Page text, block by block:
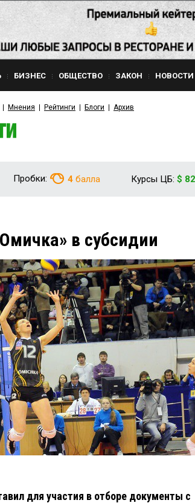
БИЗНЕС ОБЩЕСТВО ЗАКОН
Мнения Рейтинги Блоги Архив
Пробки: 4 балла Курсы ЦБ: $
в субсидии
для участия в отборе документы с